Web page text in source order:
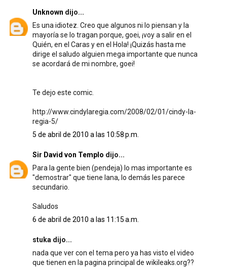
Unknown dijo...
Es una idiotez. Creo que algunos ni lo piensan y la
mayoría se lo tragan porque, goei, ¡voy a salir en el
Quién, en el Caras y en el Hola! ¡Quizás hasta me
dirige el saludo alguien mega importante que nunca
se acordará de mi nombre, goei!
Te dejo este comic.
http://www.cindylaregia.com/2008/02/01/cindy-la-
regia-5/
5 de abril de 2010 a las 10:58 p.m.
Sir David von Templo dijo...
Para la gente bien (pendeja) lo mas importante es
"demostrar" que tiene lana, lo demás les parece
secundario.
Saludos
6 de abril de 2010 a las 11:15 a.m.
stuka dijo...
nada que ver con el tema pero ya has visto el video
que tienen en la pagina principal de wikileaks.org??